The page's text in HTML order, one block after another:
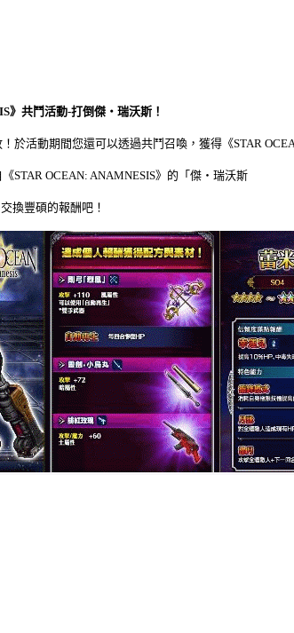
》共鬥活動-打倒傑・瑞沃斯！
於活動期間您還可以透過共鬥召喚，獲得《STAR
STAR OCEAN: ANAMNESIS》的「傑・瑞沃斯
換豐碩的報酬吧！